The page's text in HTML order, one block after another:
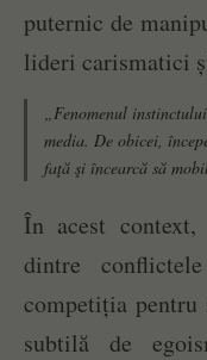
puternic de
lideri carismatici
„Fenomenul
media. De obicei,
faţă şi încearcă să
În acest
dintre
competiția
subtilă de